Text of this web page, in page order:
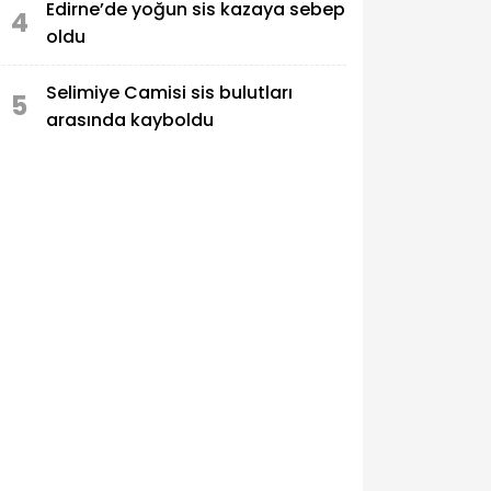
4
Edirne’de yoğun sis kazaya sebep
oldu
5
Selimiye Camisi sis bulutları
arasında kayboldu